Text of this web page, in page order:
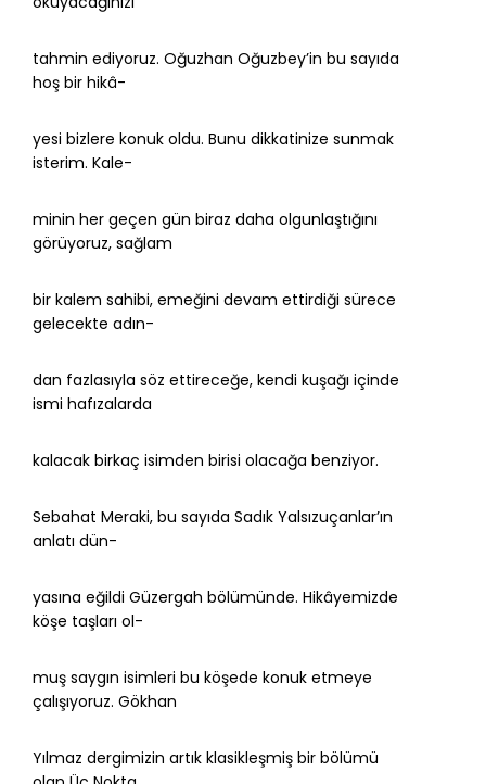
tahmin ediyoruz. Oğuzhan Oğuzbey’in bu sayıda
hoş bir hikâ-
yesi bizlere konuk oldu. Bunu dikkatinize sunmak
isterim. Kale-
minin her geçen gün biraz daha olgunlaştığını
görüyoruz, sağlam
bir kalem sahibi, emeğini devam ettirdiği sürece
gelecekte adın-
dan fazlasıyla söz ettireceğe, kendi kuşağı içinde
ismi hafızalarda
kalacak birkaç isimden birisi olacağa benziyor.
Sebahat Meraki, bu sayıda Sadık Yalsızuçanlar’ın
anlatı dün-
yasına eğildi Güzergah bölümünde. Hikâyemizde
köşe taşları ol-
muş saygın isimleri bu köşede konuk etmeye
çalışıyoruz. Gökhan
Yılmaz dergimizin artık klasikleşmiş bir bölümü